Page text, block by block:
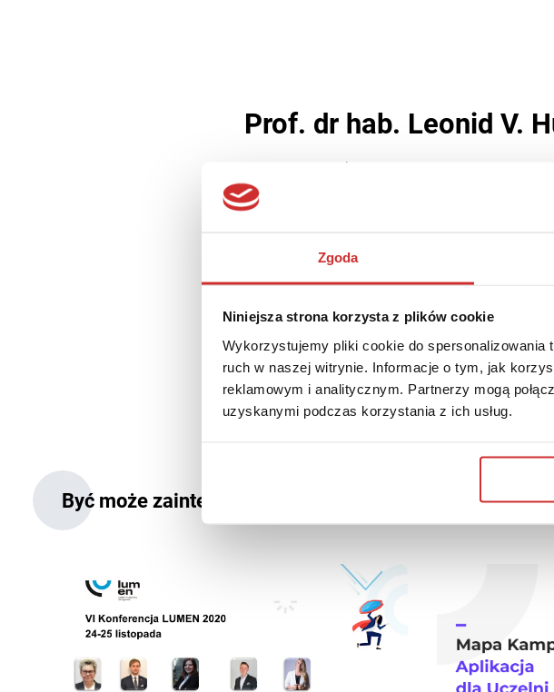
Zgoda
Niniejsza strona korzysta z plików cookie
Wykorzystujemy pliki cookie do spersonalizowania
ruch w naszej witrynie. Informacje o tym, jak
reklamowym i analitycznym. Partnerzy mogą
uzyskanymi podczas korzystania z ich usług.
Prof. dr hab. Leonid V.
najwyższy tytuł honorowy Ukrainy „Bohater
Nadzwyczajny i Pełnomocny. Odznaczony Orderem
Włoch, Polski, Portugalii. Autor ponad 250 publikacji
podręczników itp. Prof. L. Huberski jest członkiem
Komitetu ds. Państwowej Nagrod Ukrainy w
Być może zainteresują Cię także: